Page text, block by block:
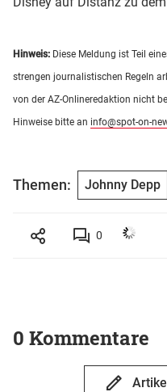
Hinweis: Diese Meldung ist Teil
strengen journalistischen Regeln
von der AZ-Onlineredaktion nicht
Hinweise bitte an info@spot-on-
Themen: Johnny Depp
0
0 Kommentare